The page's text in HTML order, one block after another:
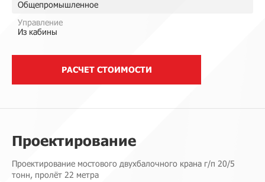
Общепромышленное
Управление
Из кабины
РАСЧЕТ СТОИМОСТИ
Проектирование
Проектирование мостового двухбалочного крана​ г/п 20/5
тонн, пролёт 22 метра